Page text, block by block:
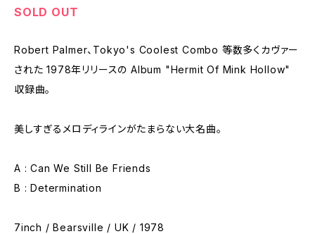
SOLD OUT
Robert Palmer、Tokyo's Coolest Combo 等数多くカヴァー
された 1978年リリースの Album "Hermit Of Mink Hollow"
収録曲。
美しすぎるメロディラインがたまらない大名曲。
A : Can We Still Be Friends
B : Determination
7inch / Bearsville / UK / 1978